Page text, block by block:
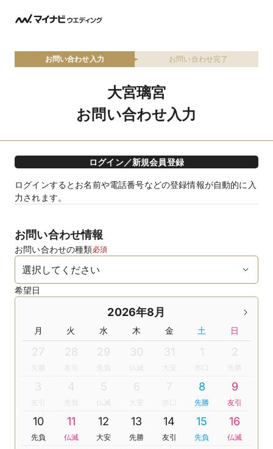
お問い合わせ入力 お問い合わせ完了
大宮璃宮
お問い合わせ入力
ログイン／新規会員登録
ログインするとお名前や電話番号などの登録情報が自動的に入
力されます。
お問い合わせ情報
お問い合わせの種類必須
希望日
2026年8月
月 火 水 木 金 土 日
27 28
友引
29
先負
30
仏滅
31
大安
1 2
3
友引
4
先負
5
仏滅
6
大安
7 8
先勝
9
友引
10
先負
11
仏滅
12
大安
13
先勝
14
友引
15
先負
16
仏滅